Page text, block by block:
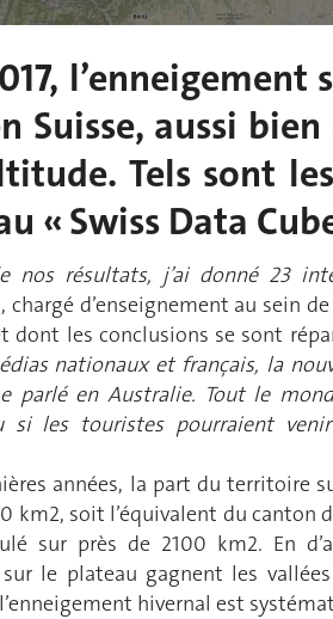
l’enneigement
Suisse, aussi
Tels sont
« Swiss Data
nos résultats, j’ai donné 23
d’enseignement au sein de
dont les conclusions se sont
nationaux et français, la
parlé en Australie. Tout le
si les touristes pourraient
années, la part du territoire
km2, soit l’équivalent du canton
sur près de 2100 km2. En
le plateau gagnent les
hivernal est